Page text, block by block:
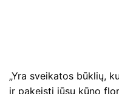
„Yra sveikatos būklių,
ir pakeisti jūsų kūno